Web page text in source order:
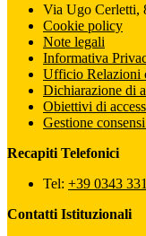
Via Ugo Cerletti,
Cookie policy
Note legali
Informativa
Ufficio Relazioni
Dichiarazione di
Obiettivi di
Gestione
Recapiti Telefonici
Tel: +39 0343
Contatti Istituzionali